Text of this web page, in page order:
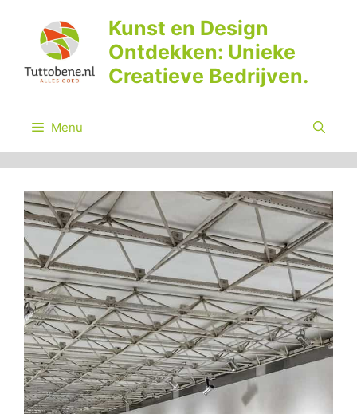
inhoud
Kunst en Design
Ontdekken: Unieke
Creatieve Bedrijven.
Menu